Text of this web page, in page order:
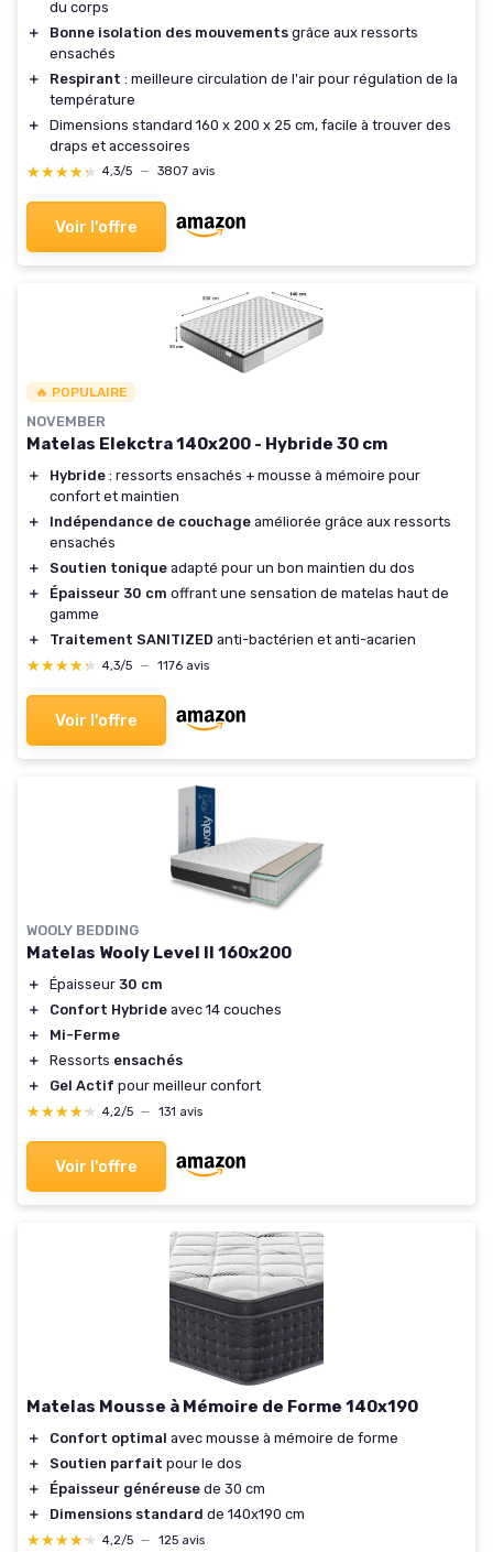
du corps
＋
Bonne isolation des mouvements grâce aux ressorts
ensachés
＋
Respirant : meilleure circulation de l'air pour régulation de la
température
＋
Dimensions standard 160 x 200 x 25 cm, facile à trouver des
draps et accessoires
★★★★★
★★★★★ 4,3/5 — 3807 avis
Voir l'offre
🔥 POPULAIRE
NOVEMBER
Matelas Elekctra 140x200 - Hybride 30 cm
＋ Hybride : ressorts ensachés + mousse à mémoire pour
confort et maintien
＋
Indépendance de couchage améliorée grâce aux ressorts
ensachés
＋
Soutien tonique adapté pour un bon maintien du dos
＋
Épaisseur 30 cm offrant une sensation de matelas haut de
gamme
＋
Traitement SANITIZED anti-bactérien et anti-acarien
★★★★★
★★★★★ 4,3/5 — 1176 avis
Voir l'offre
WOOLY BEDDING
Matelas Wooly Level II 160x200
＋ Épaisseur 30 cm
＋
Confort Hybride avec 14 couches
＋
Mi-Ferme
＋
Ressorts ensachés
＋
Gel Actif pour meilleur confort
★★★★★
★★★★★ 4,2/5 — 131 avis
Voir l'offre
Matelas Mousse à Mémoire de Forme 140x190
＋ Confort optimal avec mousse à mémoire de forme
＋
Soutien parfait pour le dos
＋
Épaisseur généreuse de 30 cm
＋
Dimensions standard de 140x190 cm
★★★★★
★★★★★ 4,2/5 — 125 avis